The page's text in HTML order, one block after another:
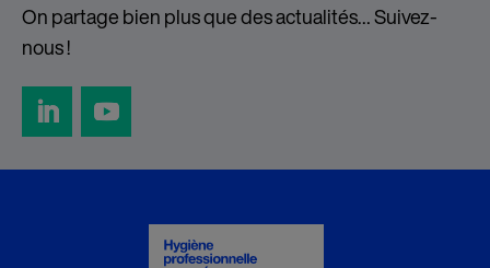
On partage bien plus que des actualités… Suivez-
nous !